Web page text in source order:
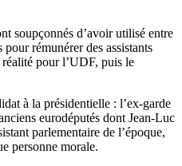
soupçonnés d’avoir utilisé entre
rémunérer des assistants
pour l’UDF, puis le
à la présidentielle : l’ex-garde
eurodéputés dont Jean-Luc
parlementaire de l’époque,
personne morale.